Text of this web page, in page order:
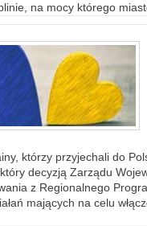
na mocy którego
którzy przyjechali do
decyzją Zarządu
z Regionalnego
mających na celu